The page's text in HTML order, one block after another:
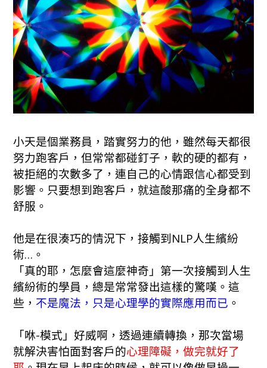
小天是個業務員，踏實努力的他，雖然每天都很
努力跑客戶，但常常都碰釘子，軟的硬的都有，
被拒絕的次數多了，連自己的心情跟信心都受到
影響。只要想到跑客戶，就這酸那痛的全身都不
舒服。
他是在很湊巧的情況下，接觸到NLP人生繽紛
術…。
「真的耶，怎麼會這麼神奇」第一次接觸到人生
繽紛術的學員，總是常常發出這樣的驚嘆。這
些， 不是魔法，只是心理學的實際應用而已 。
「咻-模式」好威啊，透過連續轉換，那次當場
就解決害怕面對客戶的心理障礙，做完就好了